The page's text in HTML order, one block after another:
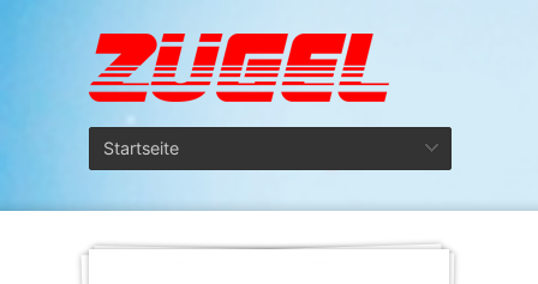
Startseite